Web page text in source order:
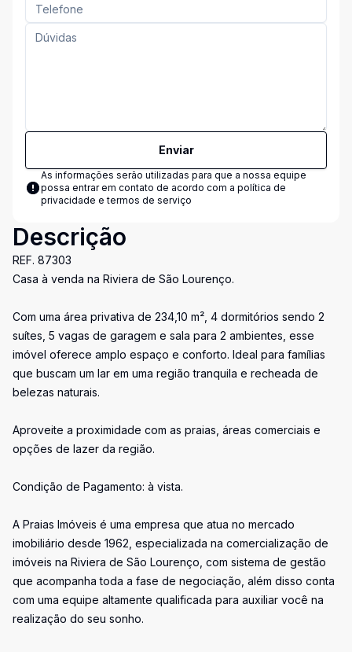
Enviar
As informações serão utilizadas para que a nossa equipe
possa entrar em contato de acordo com a política de
privacidade e termos de serviço
Descrição
REF. 87303
Casa à venda na Riviera de São Lourenço.
Com uma área privativa de 234,10 m², 4 dormitórios sendo 2
suítes, 5 vagas de garagem e sala para 2 ambientes, esse
imóvel oferece amplo espaço e conforto. Ideal para famílias
que buscam um lar em uma região tranquila e recheada de
belezas naturais.
Aproveite a proximidade com as praias, áreas comerciais e
opções de lazer da região.
Condição de Pagamento: à vista.
A Praias Imóveis é uma empresa que atua no mercado
imobiliário desde 1962, especializada na comercialização de
imóveis na Riviera de São Lourenço, com sistema de gestão
que acompanha toda a fase de negociação, além disso conta
com uma equipe altamente qualificada para auxiliar você na
realização do seu sonho.